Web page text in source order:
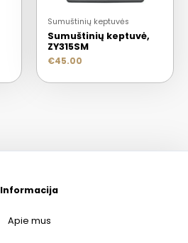
Sumuštinių keptuvės
Sumuštinių keptuvė,
ZY315SM
€45.00
Informacija
Apie mus